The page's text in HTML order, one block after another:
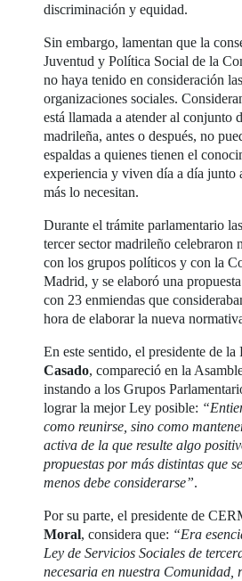
discriminación y equidad.
Sin embargo, lamentan que la
Juventud y Política Social de la
no haya tenido en consideración
organizaciones sociales.
está llamada a atender al conjunto
madrileña, antes o después, no
espaldas a quienes tienen el
experiencia y viven día a día junto
más lo necesitan.
Durante el trámite parlamentario
tercer sector madrileño celebraron
con los grupos políticos y con la
Madrid, y se elaboró una
con 23 enmiendas que
hora de elaborar la nueva
En este sentido, el presidente de
Casado, compareció en la
instando a los Grupos
lograr la mejor Ley posible:
como reunirse, sino como
activa de la que resulte algo
propuestas por más distintas que
menos debe considerarse”.
Por su parte, el presidente de
Moral, considera que: “Era
Ley de Servicios Sociales de
necesaria en nuestra Comunidad,